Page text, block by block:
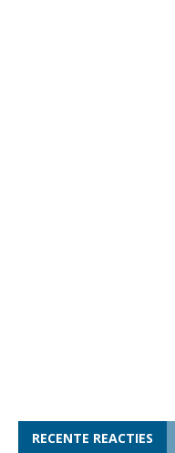
RECENTE REACTIES